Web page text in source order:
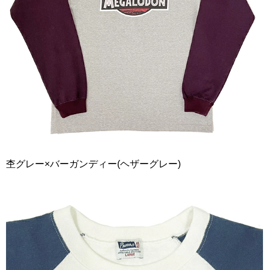
杢グレー×バーガンディー(ヘザーグレー)